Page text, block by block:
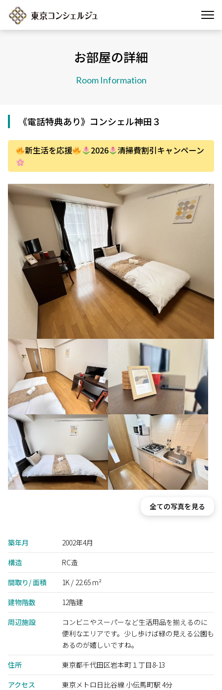
お部屋の詳細
Room Information
《電話特典あり》コンシェル神田３
新生活を応援 2026 清掃費割引キャンペーン
全ての写真を見る
築年月
2002年4月
構造
RC造
間取り/ 面積
1K / 22.65 m²
建物階数
12階建
周辺施設
コンビニやスーパーなど生活用品を揃えるのに
便利なエリアです。少し歩けば緑の見える公園も
あるのが嬉しいですね。
住所
東京都千代田区岩本町１丁目8-13
アクセス
東京メトロ日比谷線 小伝馬町駅 4分